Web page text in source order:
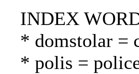
INDEX
* domstolar =
* polis =